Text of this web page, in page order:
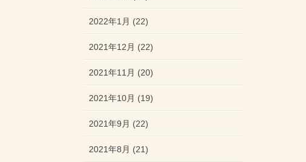
2022年1月 (22)
2021年12月 (22)
2021年11月 (20)
2021年10月 (19)
2021年9月 (22)
2021年8月 (21)